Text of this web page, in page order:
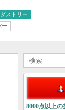
ストリー
ー
8000点以上